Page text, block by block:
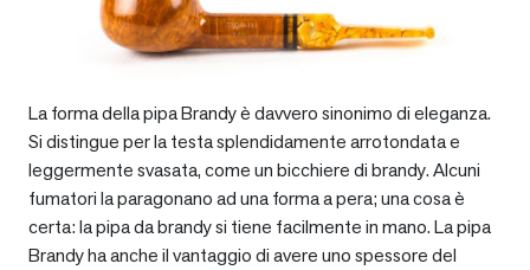
La forma della pipa Brandy è davvero sinonimo di eleganza.
Si distingue per la testa splendidamente arrotondata e
leggermente svasata, come un bicchiere di brandy. Alcuni
fumatori la paragonano ad una forma a pera; una cosa è
certa: la pipa da brandy si tiene facilmente in mano. La pipa
Brandy ha anche il vantaggio di avere uno spessore del